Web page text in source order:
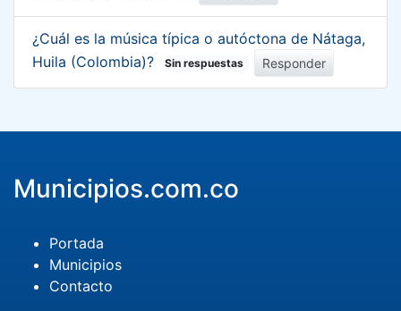
¿Cuál es la música típica o autóctona de Nátaga,
Huila (Colombia)?
Sin respuestas Responder
Municipios.com.co
Portada
Municipios
Contacto